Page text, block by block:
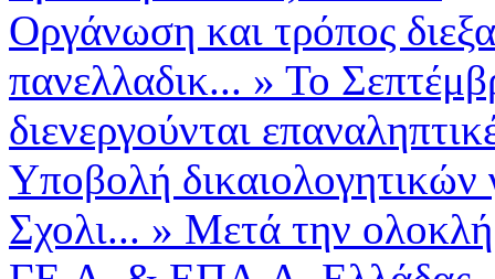
Οργάνωση και τρόπος
πανελλαδικ... » Το
διενεργούνται
Υποβολή
Σχολι... » Μετά την